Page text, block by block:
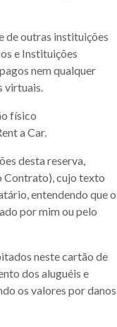
de outras instituições
e Instituições
nem qualquer
virtuais.
físico
a Car.
desta reserva,
Contrato), cujo texto
entendendo que o
por mim ou pelo
neste cartão de
dos aluguéis e
os valores por danos